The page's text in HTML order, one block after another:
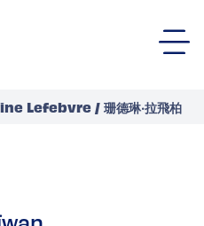
Lefebvre / 珊德琳‧拉飛柏